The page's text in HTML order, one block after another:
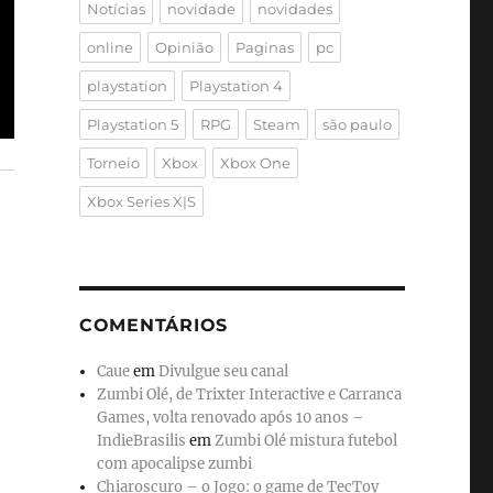
Notícias novidade novidades
online Opinião Paginas pc
playstation Playstation 4
Playstation 5 RPG Steam são paulo
Torneio Xbox Xbox One
Xbox Series X|S
COMENTÁRIOS
CaueemDivulgue seu canal
Zumbi Olé, de Trixter Interactive e Carranca
Games, volta renovado após 10 anos –
IndieBrasilis emZumbi Olé mistura futebol
com apocalipse zumbi
Chiaroscuro – o Jogo: o game de TecToy